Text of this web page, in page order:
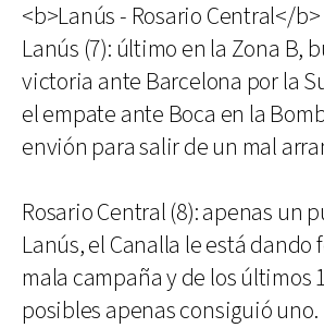
<b>Lanús - Rosario Central</b>
Lanús (7): último en la Zona B,
victoria ante Barcelona por la
el empate ante Boca en la
envión para salir de un mal
Rosario Central (8): apenas un
Lanús, el Canalla le está dando
mala campaña y de los últimos
posibles apenas consiguió uno.